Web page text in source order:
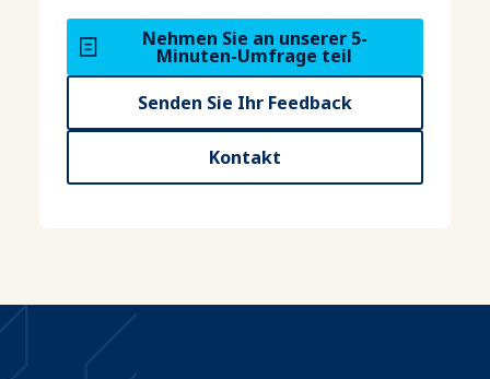
Nehmen Sie an unserer 5-
Minuten-Umfrage teil
Senden Sie Ihr Feedback
Kontakt